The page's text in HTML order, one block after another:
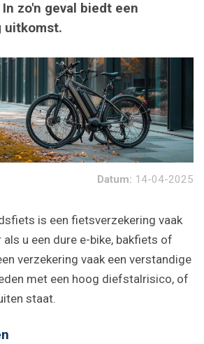
zo'n geval biedt een
uitkomst.
Datum: 14-04-2025
is een fietsverzekering vaak
als u een dure e-bike, bakfiets of
verzekering vaak een verstandige
met een hoog diefstalrisico, of
staat.